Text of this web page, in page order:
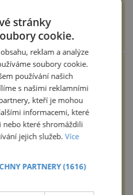
Ateliers Horizons. Elegantní gadget
si vyžádal dva roky vývoje a chlubí
se ručně šitou hovězí kůží a
epochalnisvet.cz
Dveře MASTER – pro
interiéry navržené s
rozumem i vášní!
Otočné dveře MASTER, opláštění
kůže antik, skrytá zárubeň AKTIVE
40/00 Interiéry navrhované na
zakázku často vyžadují atypické
rozměry nejen nábytku, ale i
dnes umož...
iluxus.cz
pohled
stránky
cookie.
reklam a analýze
soubory cookie.
používání našich
s našimi reklamními
kteří je mohou
informacemi, které
nebo které shromáždili
jejich služeb.Více
PARTNERY(1616)